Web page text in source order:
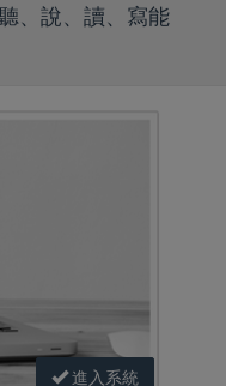
、說、讀、寫能
進入系統